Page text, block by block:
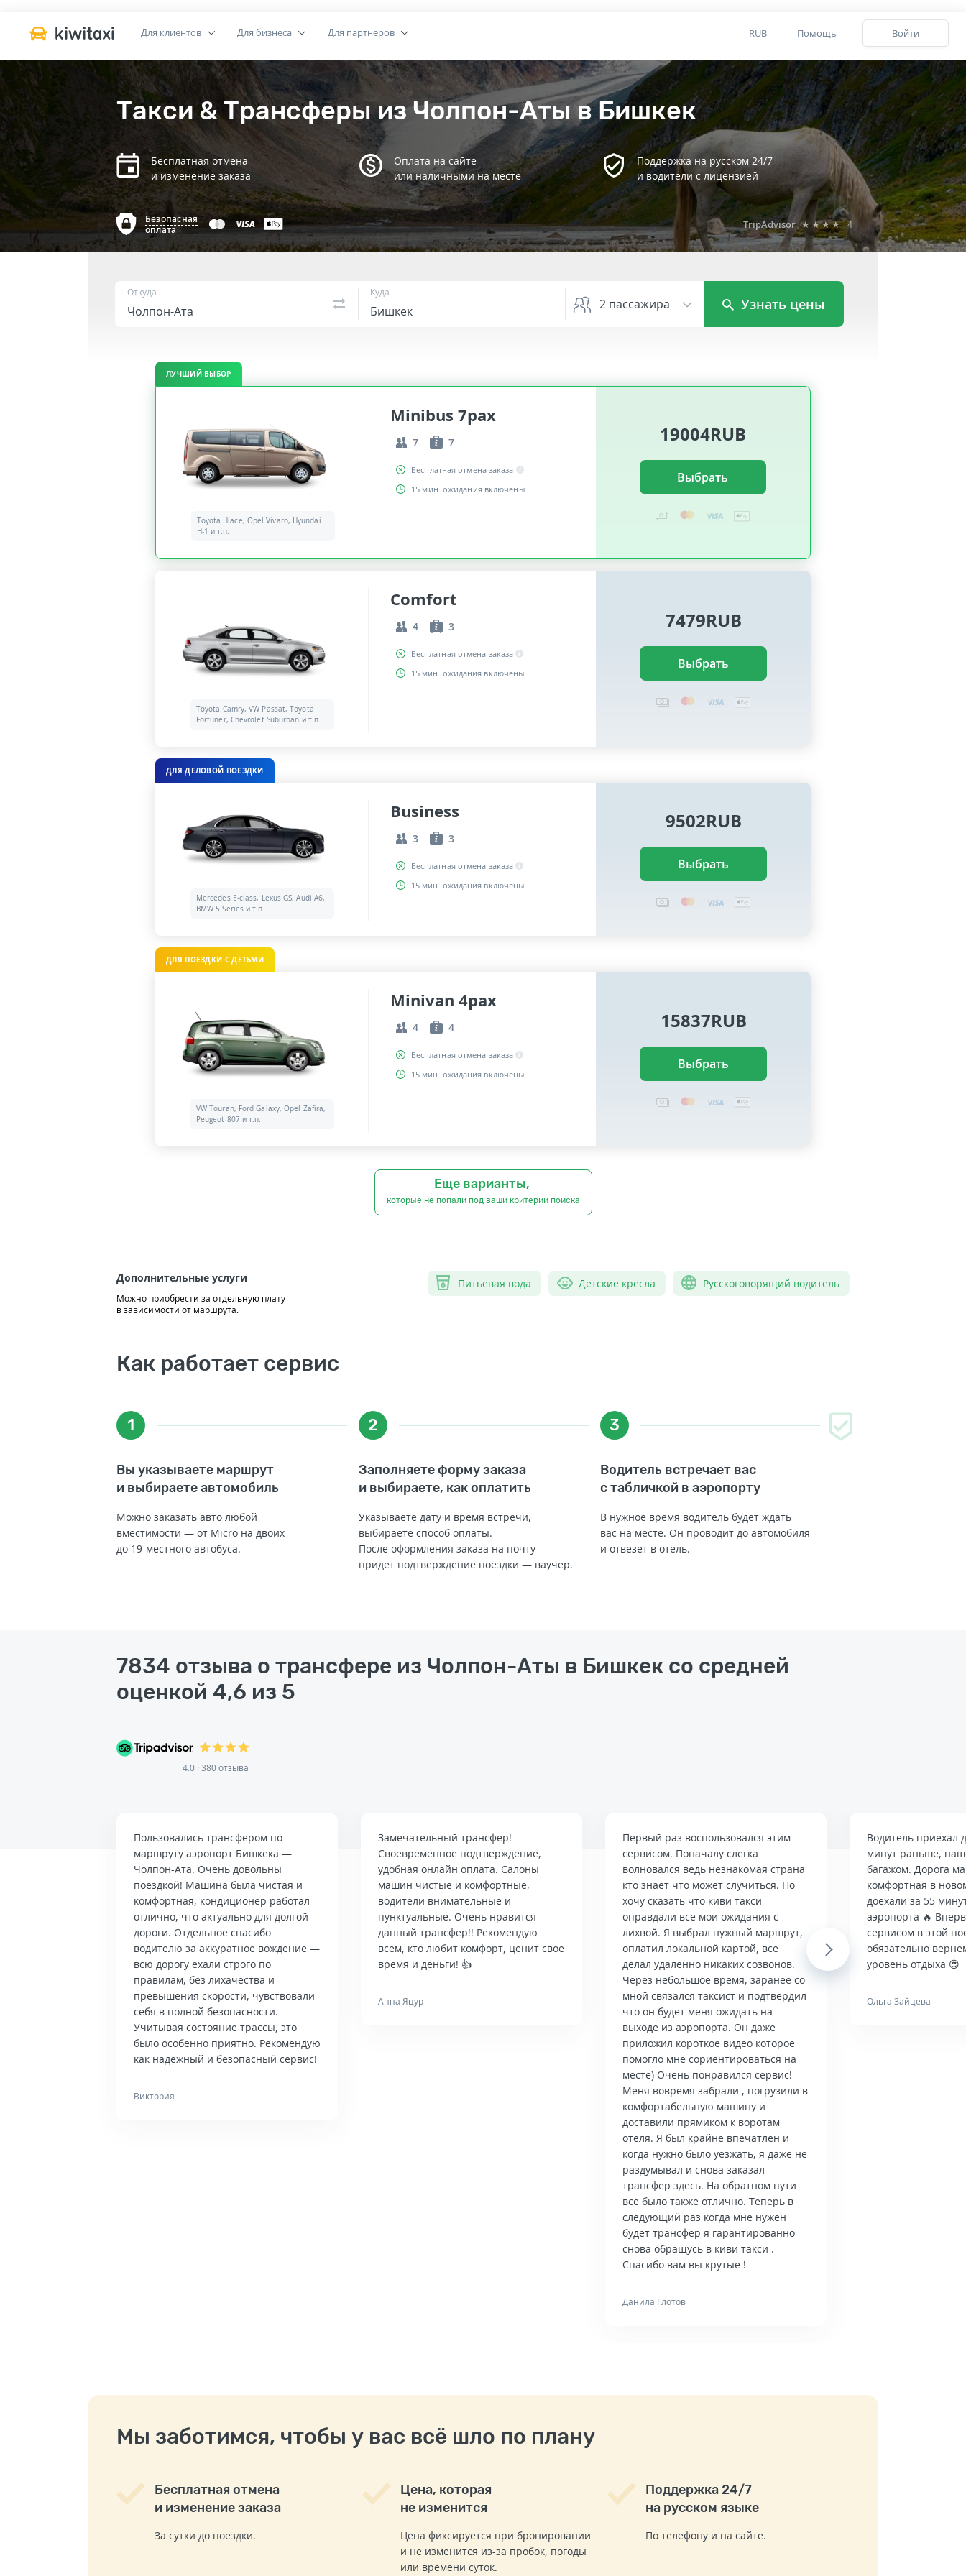
RUB Помощь Войти
Для клиентов Для бизнеса Для партнеров
Такси & Трансферы из Чолпон-Аты в Бишкек
Бесплатная отмена
и изменение заказа
Оплата на сайте
или наличными на месте
Поддержка на русском 24/7
и водители с лицензией
Безопасная
оплата
TripAdvisor ★★★★ 4
Откуда Куда
2 пассажира Узнать цены
ЛУЧШИЙ ВЫБОР
Toyota Hiace, Opel Vivaro, Hyundai
H-1 и т.п.
Minibus 7pax
7 7
Бесплатная отмена заказа
15 мин. ожидания включены
19004RUB
Выбрать
Toyota Camry, VW Passat, Toyota
Fortuner, Chevrolet Suburban и т.п.
Comfort
4 3
Бесплатная отмена заказа
15 мин. ожидания включены
7479RUB
Выбрать
ДЛЯ ДЕЛОВОЙ ПОЕЗДКИ
Mercedes E-class, Lexus GS, Audi A6,
BMW 5 Series и т.п.
Business
3 3
Бесплатная отмена заказа
15 мин. ожидания включены
9502RUB
Выбрать
ДЛЯ ПОЕЗДКИ С ДЕТЬМИ
VW Touran, Ford Galaxy, Opel Zafira,
Peugeot 807 и т.п.
Minivan 4pax
4 4
Бесплатная отмена заказа
15 мин. ожидания включены
15837RUB
Выбрать
Еще варианты,
которые не попали под ваши критерии поиска
Дополнительные услуги
Можно приобрести за отдельную плату
в зависимости от маршрута.
Питьевая вода Детские кресла Русскоговорящий водитель
Как работает сервис
1
Вы указываете маршрут
и выбираете автомобиль
Можно заказать авто любой
вместимости — от Micro на двоих
до 19-местного автобуса.
2
Заполняете форму заказа
и выбираете, как оплатить
Указываете дату и время встречи,
выбираете способ оплаты.
После оформления заказа на почту
придет подтверждение поездки — ваучер.
3
Водитель встречает вас
с табличкой в аэропорту
В нужное время водитель будет ждать
вас на месте. Он проводит до автомобиля
и отвезет в отель.
7834 отзыва о трансфере из Чолпон-Аты в Бишкек со средней
оценкой 4,6 из 5
4.0 · 380 отзыва
Пользовались трансфером по
маршруту аэропорт Бишкека —
Чолпон-Ата. Очень довольны
поездкой! Машина была чистая и
комфортная, кондиционер работал
отлично, что актуально для долгой
дороги. Отдельное спасибо
водителю за аккуратное вождение —
всю дорогу ехали строго по
правилам, без лихачества и
превышения скорости, чувствовали
себя в полной безопасности.
Учитывая состояние трассы, это
было особенно приятно. Рекомендую
как надежный и безопасный сервис!
Виктория
Замечательный трансфер!
Своевременное подтверждение,
удобная онлайн оплата. Салоны
машин чистые и комфортные,
водители внимательные и
пунктуальные. Очень нравится
данный трансфер!! Рекомендую
всем, кто любит комфорт, ценит свое
время и деньги! 👍
Анна Яцур
Первый раз воспользовался этим
сервисом. Поначалу слегка
волновался ведь незнакомая страна
кто знает что может случиться. Но
хочу сказать что киви такси
оправдали все мои ожидания с
лихвой. Я выбрал нужный маршрут,
оплатил локальной картой, все
делал удаленно никаких созвонов.
Через небольшое время, заранее со
мной связался таксист и подтвердил
что он будет меня ожидать на
выходе из аэропорта. Он даже
приложил короткое видео которое
помогло мне сориентироваться на
месте) Очень понравился сервис!
Меня вовремя забрали , погрузили в
комфортабельную машину и
доставили прямиком к воротам
отеля. Я был крайне впечатлен и
когда нужно было уезжать, я даже не
раздумывал и снова заказал
трансфер здесь. На обратном пути
все было также отлично. Теперь в
следующий раз когда мне нужен
будет трансфер я гарантированно
снова обращусь в киви такси .
Спасибо вам вы крутые !
Данила Глотов
Водитель приехал
минут раньше,
багажом. Дорога
комфортная в
доехали за 55
аэропорта 🔥
сервисом в этой
обязательно
уровень отдыха 😍
Ольга Зайцева
Next
Мы заботимся, чтобы у вас всё шло по плану
Бесплатная отмена
и изменение заказа
За сутки до поездки.
Цена, которая
не изменится
Цена фиксируется при бронировании
и не изменится из-за пробок, погоды
или времени суток.
Поддержка 24/7
на русском языке
По телефону и на сайте.